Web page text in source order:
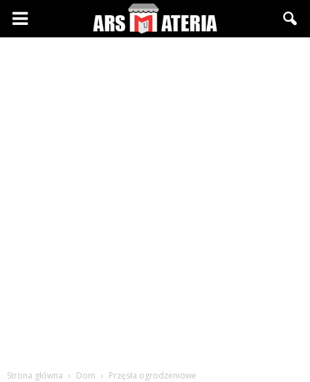
Arsmateria.pl
Strona główna Dom Przęsła ogrodzeniowe